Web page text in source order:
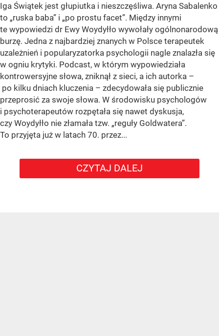
Iga Świątek jest głupiutka i nieszczęśliwa. Aryna Sabalenko
to „ruska baba” i „po prostu facet”. Między innymi
te wypowiedzi dr Ewy Woydyłło wywołały ogólnonarodową
burzę. Jedna z najbardziej znanych w Polsce terapeutek
uzależnień i popularyzatorka psychologii nagle znalazła się
w ogniu krytyki. Podcast, w którym wypowiedziała
kontrowersyjne słowa, zniknął z sieci, a ich autorka –
po kilku dniach kluczenia – zdecydowała się publicznie
przeprosić za swoje słowa. W środowisku psychologów
i psychoterapeutów rozpętała się nawet dyskusja,
czy Woydyłło nie złamała tzw. „reguły Goldwatera”.
To przyjęta już w latach 70. przez...
CZYTAJ DALEJ